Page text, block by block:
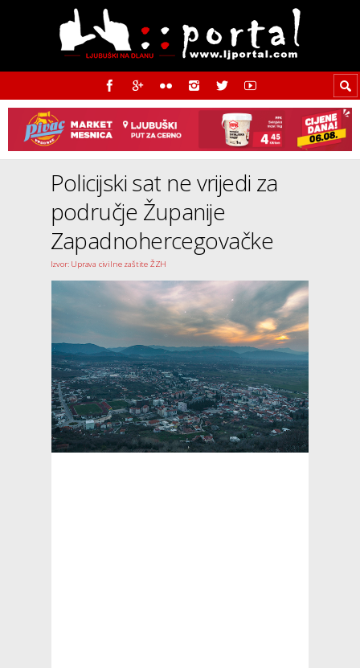
Policijski sat ne vrijedi za
područje Županije
Zapadnohercegovačke
Izvor: Uprava civilne zaštite ŽZH